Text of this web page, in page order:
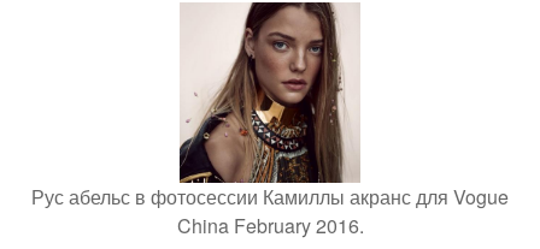
Рус абельс в фотосессии Камиллы акранс для Vogue
China February 2016.